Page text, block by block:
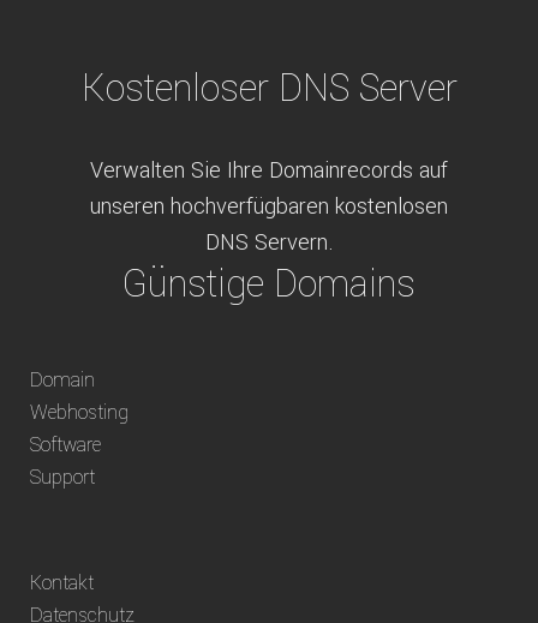
Kostenloser DNS Server
Verwalten Sie Ihre Domainrecords auf
unseren hochverfügbaren kostenlosen
DNS Servern.
Günstige Domains
weltweit verfügbare Domains inklusive
Vorkasse oder über ein andere verfügbare
Domain
Webhosting
Software
Support
Kontakt
Datenschutz